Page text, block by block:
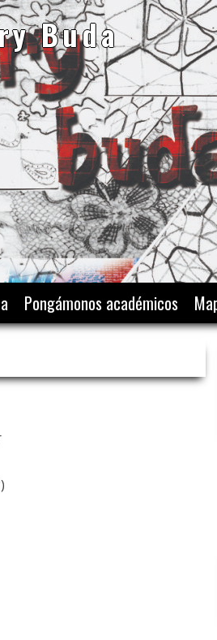
Buda
Pongámonos académicos